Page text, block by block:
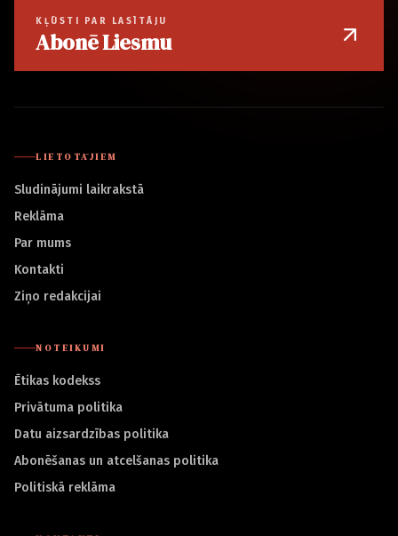
KĻŪSTI PAR LASĪTĀJU
Abonē Liesmu
LIETOTĀJIEM
Sludinājumi laikrakstā
Reklāma
Par mums
Kontakti
Ziņo redakcijai
NOTEIKUMI
Ētikas kodekss
Privātuma politika
Datu aizsardzības politika
Abonēšanas un atcelšanas politika
Politiskā reklāma